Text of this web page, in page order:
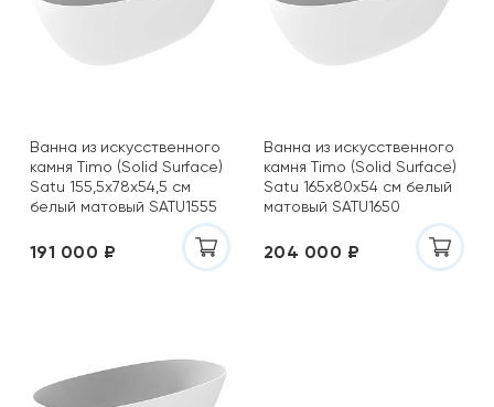
Ванна из искусственного
камня Timo (Solid Surface)
Satu 155,5x78х54,5 см
белый матовый SATU1555
191 000 ₽
Ванна из искусственного
камня Timo (Solid Surface)
Satu 165х80х54 см белый
матовый SATU1650
204 000 ₽